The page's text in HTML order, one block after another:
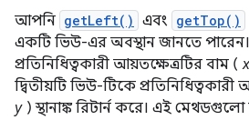
আপনি getLeft() এবং getTop()
একটি ভিউ-এর অবস্থান জানতে
প্রতিনিধিত্বকারী আয়তক্ষেত্রটির বাম (x
দ্বিতীয়টি ভিউ-টিকে
y) স্থানাঙ্ক রিটার্ন করে। এই